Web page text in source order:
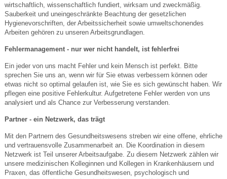
wirtschaftlich, wissenschaftlich fundiert, wirksam und zweckmäßig.
Sauberkeit und uneingeschränkte Beachtung der gesetzlichen
Hygienevorschriften, der Arbeitssicherheit sowie umweltschonendes
Arbeiten gehören zu unseren Arbeitsgrundlagen.
Fehlermanagement - nur wer nicht handelt, ist fehlerfrei
Ein jeder von uns macht Fehler und kein Mensch ist perfekt. Bitte
sprechen Sie uns an, wenn wir für Sie etwas verbessern können oder
etwas nicht so optimal gelaufen ist, wie Sie es sich gewünscht haben. Wir
pflegen eine positive Fehlerkultur. Aufgetretene Fehler werden von uns
analysiert und als Chance zur Verbesserung verstanden.
Partner - ein Netzwerk, das trägt
Mit den Partnern des Gesundheitswesens streben wir eine offene, ehrliche
und vertrauensvolle Zusammenarbeit an. Die Koordination in diesem
Netzwerk ist Teil unserer Arbeitsaufgabe. Zu diesem Netzwerk zählen wir
unsere medizinischen Kolleginnen und Kollegen in Krankenhäusern und
Praxen, das öffentliche Gesundheitswesen, psychologisch und